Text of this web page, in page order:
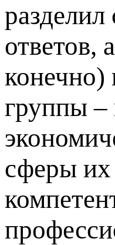
ответов,
конечно)
группы
сферы их